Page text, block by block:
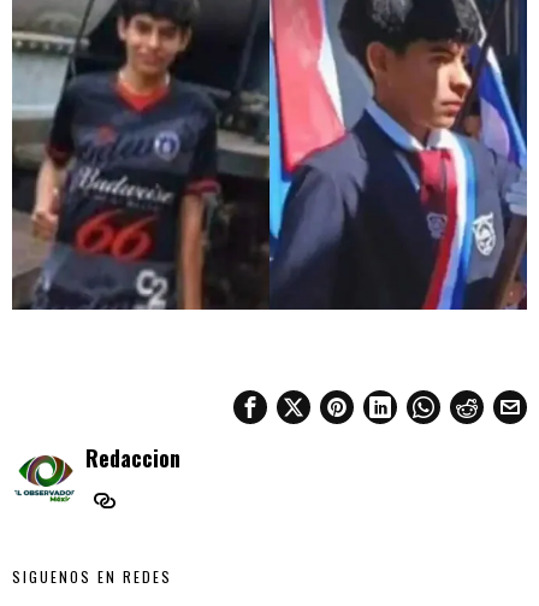
Redaccion
SIGUENOS EN REDES